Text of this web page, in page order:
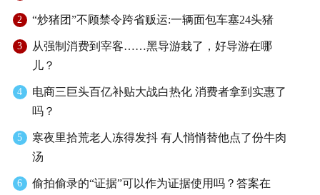
2 “炒猪团”不顾禁令跨省贩运:一辆面包车塞24头猪
3
从强制消费到宰客……黑导游栽了，好导游在哪
儿？
4
电商三巨头百亿补贴大战白热化 消费者拿到实惠了
吗？
5
寒夜里拾荒老人冻得发抖 有人悄悄替他点了份牛肉
汤
6
偷拍偷录的“证据”可以作为证据使用吗？答案在